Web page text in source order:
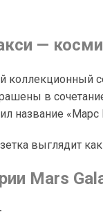
—
коллекционный
в
название «Марс
выглядит
Mars